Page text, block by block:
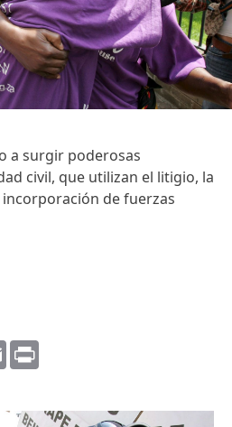
a surgir poderosas
civil, que utilizan el litigio, la
de fuerzas
Email